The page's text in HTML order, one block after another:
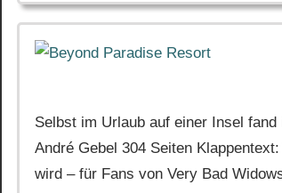
Selbst im Urlaub auf einer Insel
André Gebel 304 Seiten
wird – für Fans von Very Bad